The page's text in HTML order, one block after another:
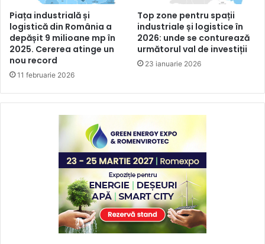
Piața industrială și
logistică din România a
depășit 9 milioane mp în
2025. Cererea atinge un
nou record
11 februarie 2026
Top zone pentru spații
industriale și logistice în
2026: unde se conturează
următorul val de investiții
23 ianuarie 2026